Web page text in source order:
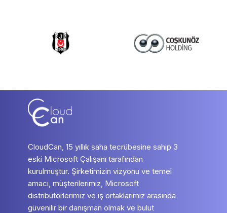
CloudCan, 15 yıllık saha tecrübesine sahip 3
eski Microsoft Çalışanı tarafından
kurulmuştur. Şirketimizin vizyonu ve temel
amacı, müşterilerimiz, Microsoft
distribütörlerimiz ve iş ortaklarımız arasında
güvenilir bir danışman olmak ve bulut